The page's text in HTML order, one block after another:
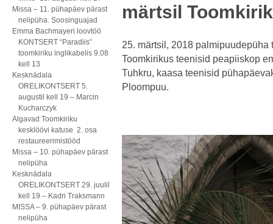
Missa – 11. pühapäev pärast
nelipüha. Soosinguajad
Emma Bachmayeri loovtöö
KONTSERT “Paradiis”
toomkiriku inglikabelis 9.08
kell 13
Kesknädala
ORELIKONTSERT 5.
augustil kell 19 – Marcin
Kucharczyk
Algavad Toomkiriku
kesklöövi katuse 2. osa
restaureerimistööd
Missa – 10. pühapäev pärast
nelipüha
Kesknädala
ORELIKONTSERT 29. juulil
kell 19 – Kadri Traksmann
MISSA – 9. pühapäev pärast
nelipüha
märtsil
25. märtsil, 2018
Toomkirikus teenisid peapiiskop
Tuhkru, kaasa teenisid
Ploompuu.